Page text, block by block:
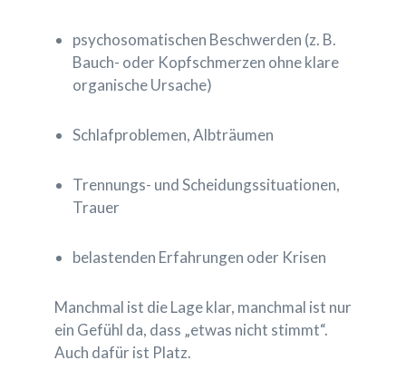
psychosomatischen Beschwerden (z. B.
Bauch- oder Kopfschmerzen ohne klare
organische Ursache)
Schlafproblemen, Albträumen
Trennungs- und Scheidungssituationen,
Trauer
belastenden Erfahrungen oder Krisen
Manchmal ist die Lage klar, manchmal ist nur
ein Gefühl da, dass „etwas nicht stimmt“.
Auch dafür ist Platz.